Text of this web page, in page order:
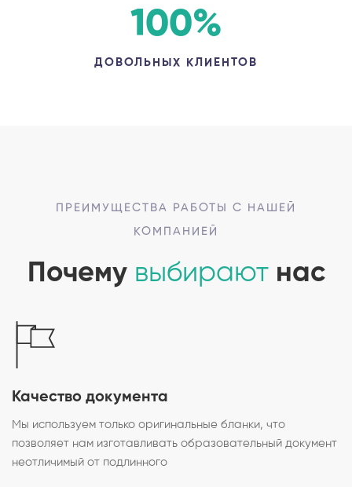
100%
ДОВОЛЬНЫХ КЛИЕНТОВ
ПРЕИМУЩЕСТВА РАБОТЫ С НАШЕЙ
КОМПАНИЕЙ
Почему выбираютнас
Качество документа
Мы используем только оригинальные бланки, что
позволяет нам изготавливать образовательный документ
неотличимый от подлинного